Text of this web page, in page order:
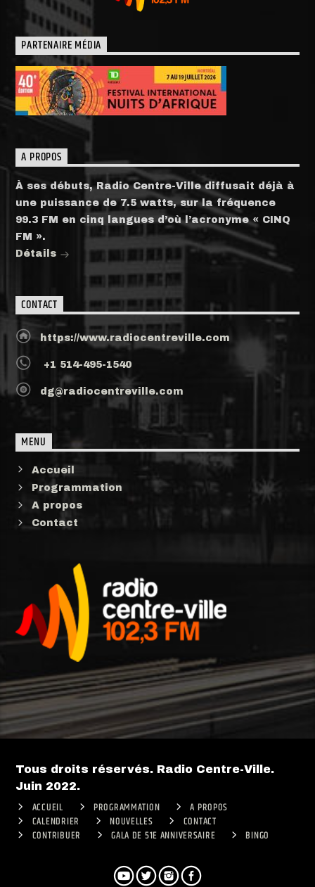
PARTENAIRE MÉDIA
A PROPOS
À ses débuts, Radio Centre-Ville diffusait déjà à
une puissance de 7.5 watts, sur la fréquence
99.3 FM en cinq langues d’où l’acronyme « CINQ
FM ».
Détails
CONTACT
https://www.radiocentreville.com
+1 514-495-1540
dg@radiocentreville.com
MENU
Accueil
Programmation
A propos
Contact
Tous droits réservés. Radio Centre-Ville.
Juin 2022.
ACCUEIL PROGRAMMATION
A PROPOS
CALENDRIER
NOUVELLES
CONTACT
CONTRIBUER
GALA DE 51E ANNIVERSAIRE BINGO